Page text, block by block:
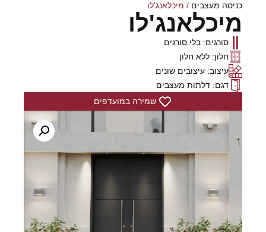
כניסה מעצבים/ מיכלאנג'לו
מיכלאנג'לו
סורגים: בלי סורגים
חלון: ללא חלון
עיצוב: עיצובים שונים
דגם: דלתות מעצבים
שמירה במועדפים